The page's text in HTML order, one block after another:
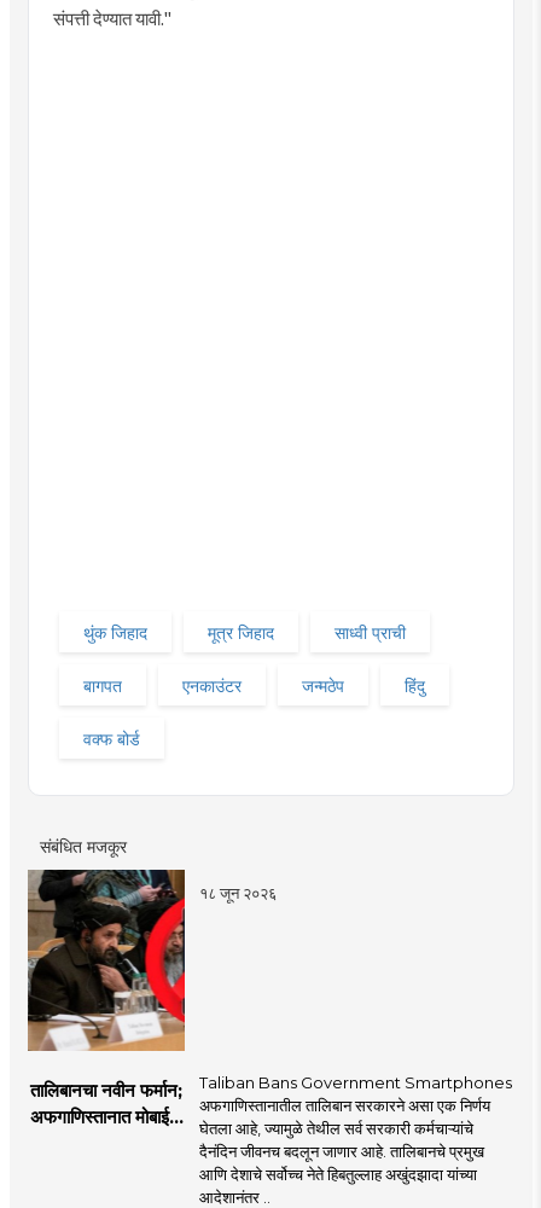
संपत्ती देण्यात यावी."
थुंक जिहाद मूत्र जिहाद साध्वी प्राची
बागपत एनकाउंटर जन्मठेप हिंदु
वक्फ बोर्ड
संबंधित मजकूर
१८ जून २०२६
तालिबानचा नवीन फर्मान;
अफगाणिस्तानात मोबाईल
Taliban Bans Government Smartphones
अफगाणिस्तानातील तालिबान सरकारने असा एक निर्णय
घेतला आहे, ज्यामुळे तेथील सर्व सरकारी कर्मचाऱ्यांचे
दैनंदिन जीवनच बदलून जाणार आहे. तालिबानचे प्रमुख
आणि देशाचे सर्वोच्च नेते हिबतुल्लाह अखुंदझादा यांच्या
आदेशानंतर ..